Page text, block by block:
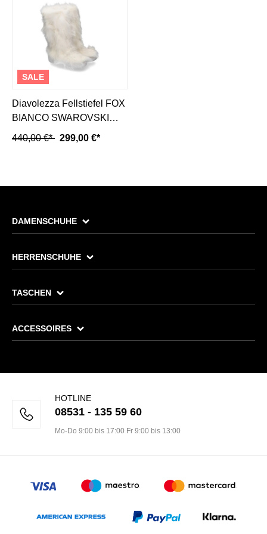
SALE
Diavolezza Fellstiefel FOX
BIANCO SWAROVSKI
(38)
440,00 €* 299,00 €*
DAMENSCHUHE
HERRENSCHUHE
TASCHEN
ACCESSOIRES
HOTLINE
08531 - 135 59 60
Mo-Do 9:00 bis 17:00 Fr 9:00 bis 13:00